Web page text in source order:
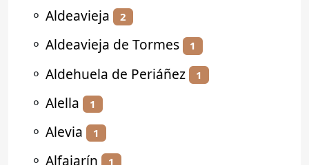
⚬ Aldeavieja 2
⚬ Aldeavieja de Tormes 1
⚬ Aldehuela de Periáñez 1
⚬ Alella 1
⚬ Alevia 1
⚬ Alfajarín 1